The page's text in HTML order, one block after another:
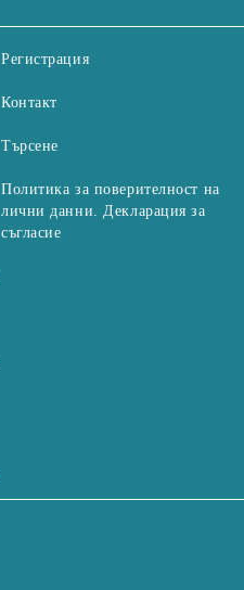
Регистрация
Контакт
Търсене
Политика за поверителност на
лични данни. Декларация за
съгласие